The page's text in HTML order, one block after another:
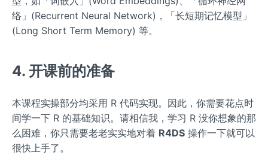
络」(Recurrent Neural Network)，「长短期记忆模型」
(Long Short Term Memory) 等。
4. 开课前的准备
本课程实操部分均采用 R 代码实现。因此，你需要花点时
间学一下 R 的基础知识。请相信我，学习 R 没你想象的那
么困难，你只需要老老实实地对着 R4DS 操作一下就可以
很快上手了。